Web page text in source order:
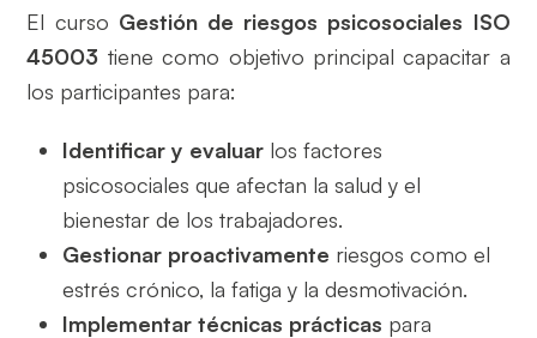
El curso Gestión de riesgos psicosociales ISO
45003 tiene como objetivo principal capacitar a
los participantes para:
Identificar y evaluar los factores
psicosociales que afectan la salud y el
bienestar de los trabajadores.
Gestionar proactivamente riesgos como el
estrés crónico, la fatiga y la desmotivación.
Implementar técnicas prácticas para